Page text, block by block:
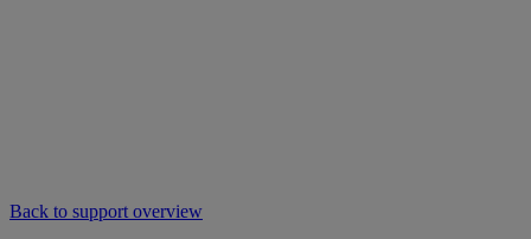
Back to support overview